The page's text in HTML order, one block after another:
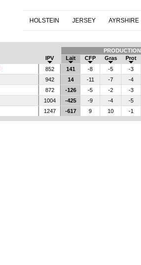
HOLSTEIN JERSEY AYRSHIRE
PRODUCTION
IPV Lait CFP Gras Prot
852 141 -8 -5 -3
942 14 -11 -7 -4
872 -126 -5 -2 -3
1004 -425 -9 -4 -5
1247 -617 9 10 -1